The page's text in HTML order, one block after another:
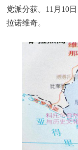
党派分获。11月10
拉诺维奇。